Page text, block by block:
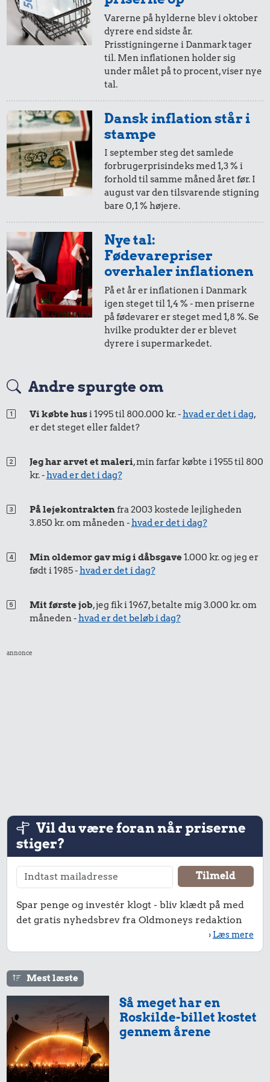
10,-
i 1989
= 20,-
i 2024
10,-
50 øre
i 1989
= 0,99,-
i 2024
25 øre
i 1989 i 2024
10 øre
i 1989
= 0,20,-
i 2024
i 1989
Varerne på hylderne blev i oktober
dyrere end sidste år.
Prisstigningerne i Danmark tager
til. Men inflationen holder sig
under målet på to procent, viser nye
tal.
Dansk inflation står i
stampe
I september steg det samlede
forbrugerprisindeks med 1,3 % i
forhold til samme måned året før. I
august var den tilsvarende stigning
bare 0,1 % højere.
Nye tal:
Fødevarepriser
overhaler inflationen
På et år er inflationen i Danmark
igen steget til 1,4 % - men priserne
på fødevarer er steget med 1,8 %. Se
hvilke produkter der er blevet
dyrere i supermarkedet.
Andre spurgte om
Vi købte husi 1995 til 800.000 kr. -hvad er det i dag,
er det steget eller faldet?
Jeg har arvet et maleri, min farfar købte i 1955 til 800
kr. -hvad er det i dag?
På lejekontraktenfra 2003 kostede lejligheden
3.850 kr. om måneden -hvad er det i dag?
Min oldemor gav mig i dåbsgave1.000 kr. og jeg er
født i 1985 -hvad er det i dag?
Mit første job, jeg fik i 1967, betalte mig 3.000 kr. om
måneden -hvad er det beløb i dag?
annonce
Vil du være foran når priserne
stiger?
Spar penge og investér klogt - bliv klædt på med
det gratis nyhedsbrev fra Oldmoneys redaktion
› Læs mere
Mest læste
Så meget har en
Roskilde-billet kostet
gennem årene